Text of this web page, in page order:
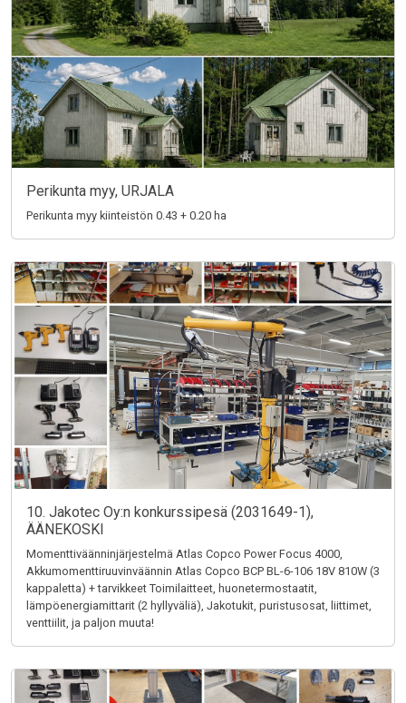
Perikunta myy, URJALA
Perikunta myy kiinteistön 0.43 + 0.20 ha
10. Jakotec Oy:n konkurssipesä (2031649-1),
ÄÄNEKOSKI
Momenttiväänninjärjestelmä Atlas Copco Power Focus 4000,
Akkumomenttiruuvinväännin Atlas Copco BCP BL-6-106 18V 810W (3
kappaletta) + tarvikkeet Toimilaitteet, huonetermostaatit,
lämpöenergiamittarit (2 hyllyväliä), Jakotukit, puristusosat, liittimet,
venttiilit, ja paljon muuta!